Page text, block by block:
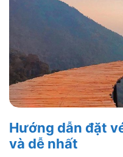
Hướng dẫn đặt
và dễ nhất